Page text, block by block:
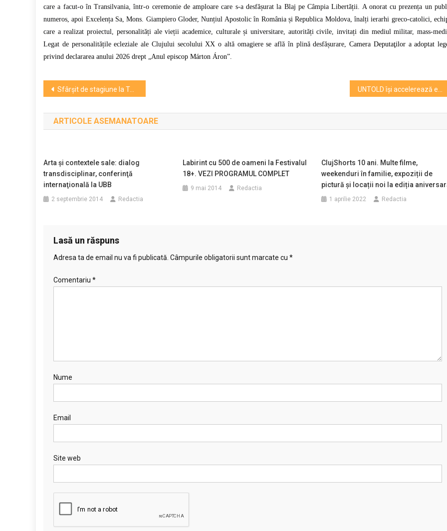
care a facut-o în Transilvania, într-o ceremonie de amploare care s-a desfășurat la Blaj pe Câmpia Libertății. A onorat cu prezența un
numeros, apoi Excelența Sa, Mons. Giampiero Gloder, Nunțiul Apostolic în România și Republica Moldova, înalți ierarhi greco-catolici,
care a realizat proiectul, personalități ale vieții academice, culturale și universitare, autorități civile, invitați din mediul militar, mass-
Legat de personalitățile ecleziale ale Clujului secolului XX o altă omagiere se află în plină desfășurare, Camera Deputaţilor a adoptat
privind declararea anului 2026 drept „Anul episcop Márton Áron”.
Navigare
în
articole
Sfârșit de stagiune la Teatrul Național Cluj. Ce premiere au debutat
ARTICOLE ASEMANATOARE
Arta şi contextele sale: dialog
transdisciplinar, conferinţă
internaţională la UBB
2 septembrie 2014 Redactia
Labirint cu 500 de oameni la Festivalul
18+. VEZI PROGRAMUL COMPLET
9 mai 2014 Redactia
ClujShorts 10 ani. Multe filme,
weekenduri în familie, expoziții de
pictură și locații noi la ediția
1 aprilie 2022 Redactia
Lasă un răspuns
Adresa ta de email nu va fi publicată. Câmpurile obligatorii sunt marcate cu *
Comentariu *
Nume
Email
Site web